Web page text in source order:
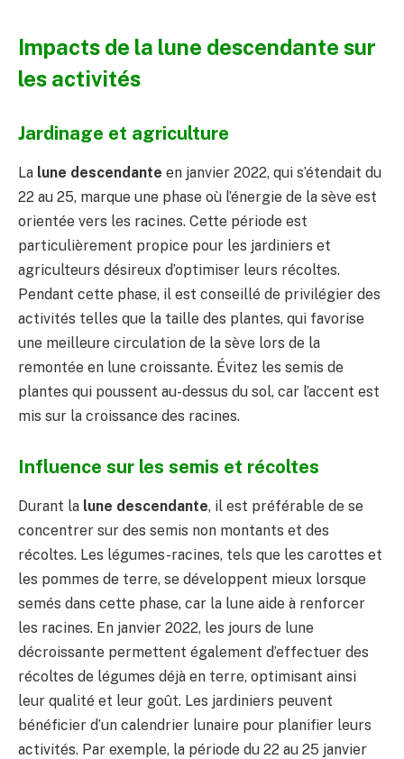
Impacts de la lune descendante sur
les activités
Jardinage et agriculture
La lune descendante en janvier 2022, qui s’étendait du
22 au 25, marque une phase où l’énergie de la sève est
orientée vers les racines. Cette période est
particulièrement propice pour les jardiniers et
agriculteurs désireux d’optimiser leurs récoltes.
Pendant cette phase, il est conseillé de privilégier des
activités telles que la taille des plantes, qui favorise
une meilleure circulation de la sève lors de la
remontée en lune croissante. Évitez les semis de
plantes qui poussent au-dessus du sol, car l’accent est
mis sur la croissance des racines.
Influence sur les semis et récoltes
Durant la lune descendante, il est préférable de se
concentrer sur des semis non montants et des
récoltes. Les légumes-racines, tels que les carottes et
les pommes de terre, se développent mieux lorsque
semés dans cette phase, car la lune aide à renforcer
les racines. En janvier 2022, les jours de lune
décroissante permettent également d’effectuer des
récoltes de légumes déjà en terre, optimisant ainsi
leur qualité et leur goût. Les jardiniers peuvent
bénéficier d’un calendrier lunaire pour planifier leurs
activités. Par exemple, la période du 22 au 25 janvier